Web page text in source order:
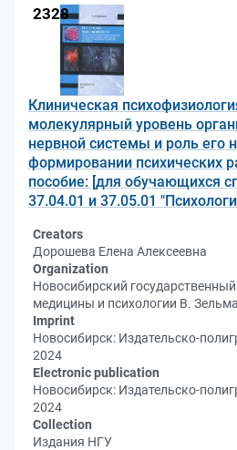
2328
Клиническая
молекулярный уровень
нервной системы и роль его
формировании психических
пособие: [для обучающихся
37.04.01 и 37.05.01
Creators
Дорошева Елена Алексеевна
Organization
Новосибирский
медицины и психологии В.
Imprint
Новосибирск: Издательско-
2024
Electronic publication
Новосибирск: Издательско-
2024
Collection
Издания НГУ